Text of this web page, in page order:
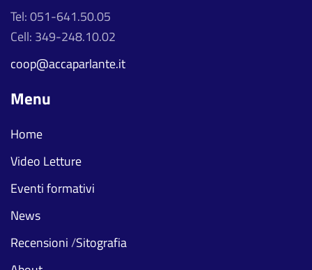
Tel: 051-641.50.05
Cell: 349-248.10.02
coop@accaparlante.it
Menu
Home
Video Letture
Eventi formativi
News
Recensioni/Sitografia